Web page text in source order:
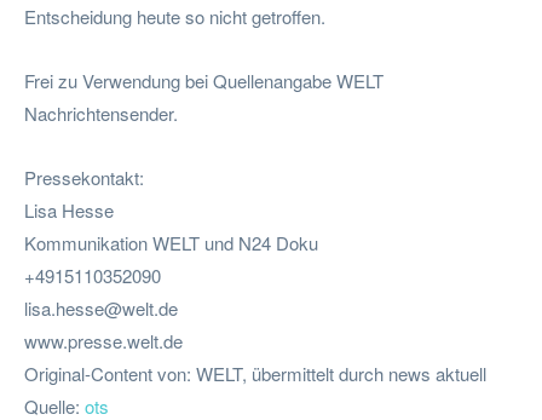
Entscheidung heute so nicht getroffen.
Frei zu Verwendung bei Quellenangabe WELT
Nachrichtensender.
Pressekontakt:
Lisa Hesse
Kommunikation WELT und N24 Doku
+4915110352090
lisa.hesse@welt.de
www.presse.welt.de
Original-Content von: WELT, übermittelt durch news aktuell
Quelle: ots